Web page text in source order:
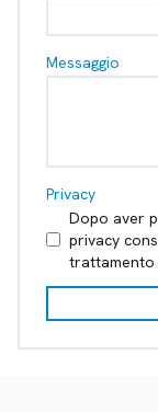
Messaggio
Privacy
Dopo aver
privacy
trattamento